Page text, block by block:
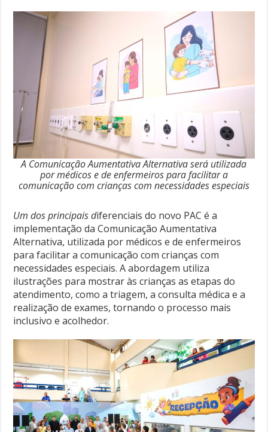
A Comunicação Aumentativa Alternativa será utilizada
por médicos e de enfermeiros para facilitar a
comunicação com crianças com necessidades especiais
Um dos principais diferenciais do novo PAC é a
implementação da Comunicação Aumentativa
Alternativa, utilizada por médicos e de enfermeiros
para facilitar a comunicação com crianças com
necessidades especiais. A abordagem utiliza
ilustrações para mostrar às crianças as etapas do
atendimento, como a triagem, a consulta médica e a
realização de exames, tornando o processo mais
inclusivo e acolhedor.